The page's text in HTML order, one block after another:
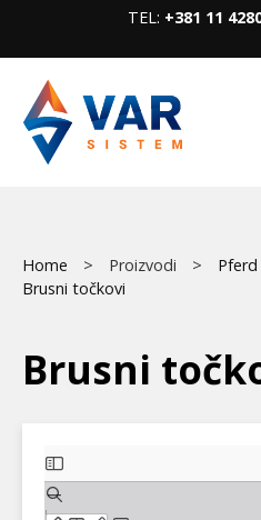
content
TEL: +381 11
Breadcrumb
Home Proizvodi Pferd
Brusni točkovi
Brusni